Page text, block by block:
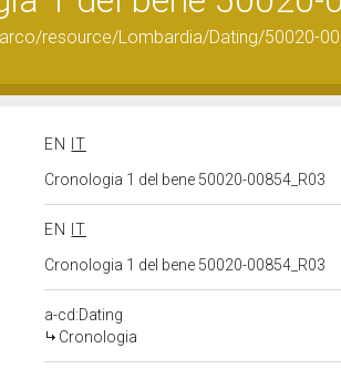
resource/Lombardia/Dating/50020-
EN
IT
Cronologia 1 del bene 50020-00854_R03
EN
IT
Cronologia 1 del bene 50020-00854_R03
a-cd:Dating
Cronologia